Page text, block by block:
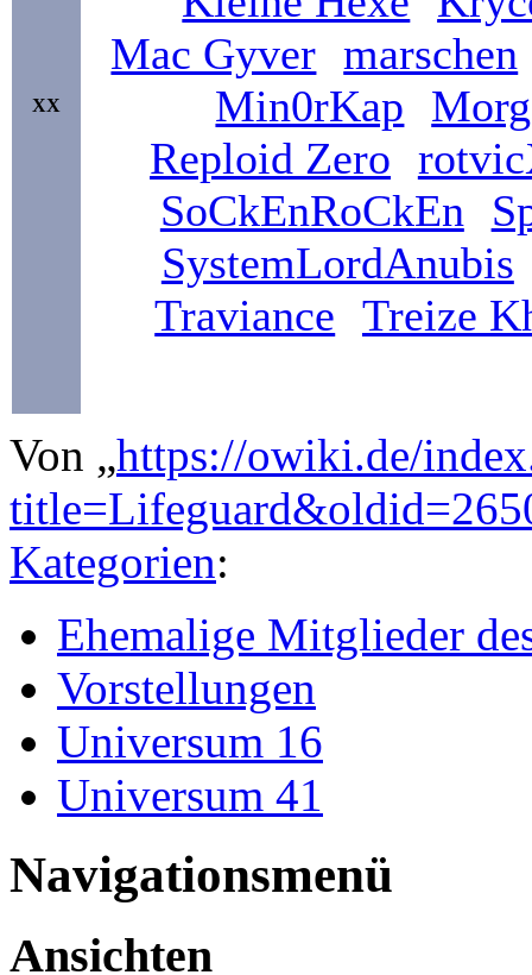
XX
Mac Gyver marschen
Min0rKap
Reploid Zero
SoCkEnRoCkEn
SystemLordAnubis
Traviance Treize
Von „https://owiki.de/
Kategorien:
Ehemalige Mitglieder
Vorstellungen
Universum 16
Universum 41
Navigationsmenü
Ansichten